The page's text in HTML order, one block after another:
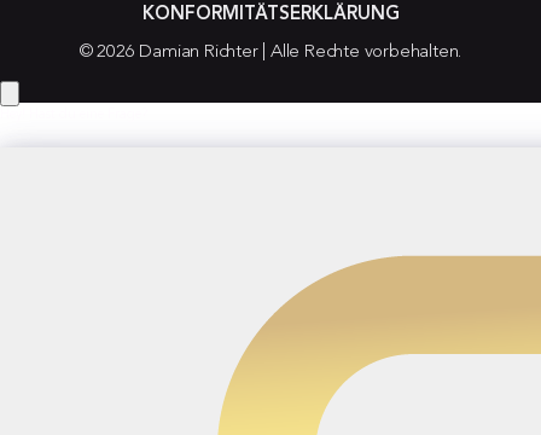
© 2026 Damian Richter | Alle Rechte vorbehalten.
KONFORMITÄTSERKLÄRUNG